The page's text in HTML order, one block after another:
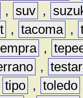
, suv ,
t , tacoma ,
,
,
tipo , toledo